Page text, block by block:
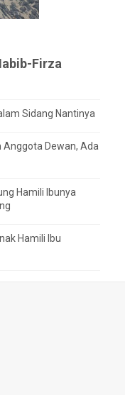
Firza
Sidang Nantinya
Anggota Dewan, Ada
Hamili Ibunya
Hamili Ibu